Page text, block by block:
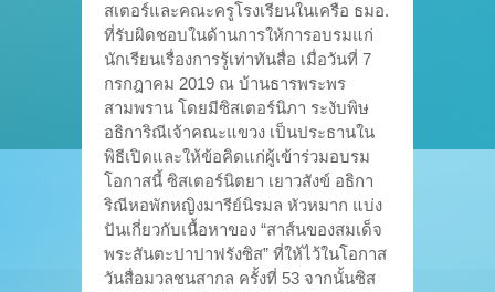
สเตอร์และคณะครูโรงเรียนในเครือ ธมอ.
ที่รับผิดชอบในด้านการให้การอบรมแก่
นักเรียนเรื่องการรู้เท่าทันสื่อ เมื่อวันที่ 7
กรกฎาคม 2019 ณ บ้านธารพระพร
สามพราน โดยมีซิสเตอร์นิภา ระงับพิษ
อธิการิณีเจ้าคณะแขวง เป็นประธานใน
พิธีเปิดและให้ข้อคิดแก่ผู้เข้าร่วมอบรม
โอกาสนี้ ซิสเตอร์นิตยา เยาวสังข์ อธิกา
ริณีหอพักหญิงมารีย์นิรมล หัวหมาก แบ่ง
ปันเกี่ยวกับเนื้อหาของ “สาส์นของสมเด็จ
พระสันตะปาปาฟรังซิส” ที่ให้ไว้ในโอกาส
วันสื่อมวลชนสากล ครั้งที่ 53 จากนั้นซิส